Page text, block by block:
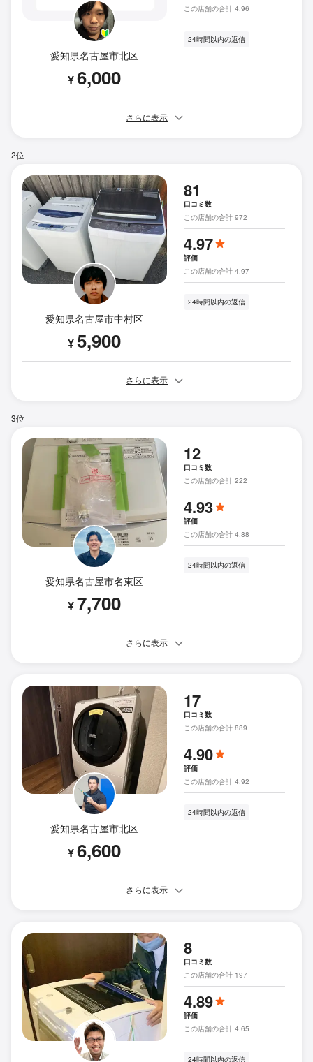
愛知県名古屋市北区
¥6,000
この店舗の合計 4.96
24時間以内の返信
さらに表示
2位
愛知県名古屋市中村区
¥5,900
81
口コミ数
この店舗の合計 972
4.97
評価
この店舗の合計 4.97
24時間以内の返信
さらに表示
3位
愛知県名古屋市名東区
¥7,700
12
口コミ数
この店舗の合計 222
4.93
評価
この店舗の合計 4.88
24時間以内の返信
さらに表示
愛知県名古屋市北区
¥6,600
17
口コミ数
この店舗の合計 889
4.90
評価
この店舗の合計 4.92
24時間以内の返信
さらに表示
8
口コミ数
この店舗の合計 197
4.89
評価
この店舗の合計 4.65
24時間以内の返信